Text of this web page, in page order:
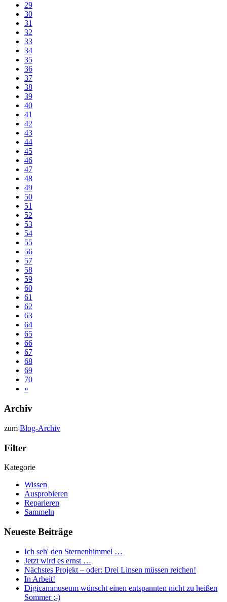
29
30
31
32
33
34
35
36
37
38
39
40
41
42
43
44
45
46
47
48
49
50
51
52
53
54
55
56
57
58
59
60
61
62
63
64
65
66
67
68
69
70
»
Archiv
zum Blog-Archiv
Filter
Kategorie
Wissen
Ausprobieren
Reparieren
Sammeln
Neueste Beiträge
Ich seh' den Sternenhimmel …
Jetzt wird es ernst …
Nächstes Projekt – oder: Drei Linsen müssen reichen!
In Arbeit!
Digicammuseum wünscht einen entspannten nicht zu heißen
Sommer ;-)